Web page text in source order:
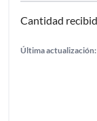
Última actualización: